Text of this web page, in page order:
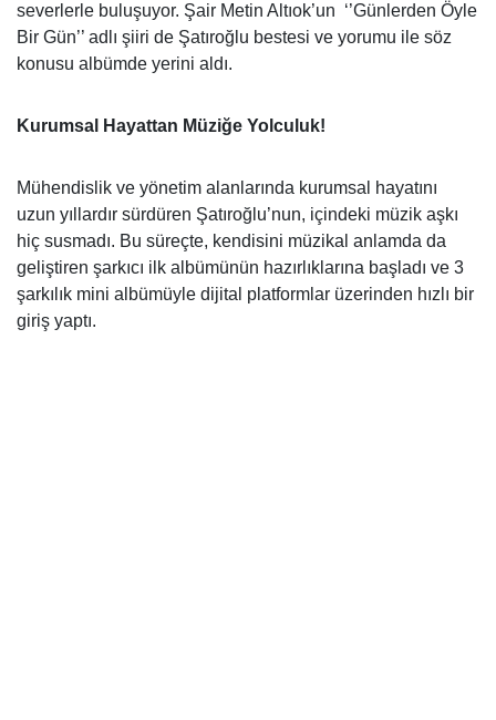
severlerle buluşuyor. Şair Metin Altıok’un ‘’Günlerden Öyle
Bir Gün’’ adlı şiiri de Şatıroğlu bestesi ve yorumu ile söz
konusu albümde yerini aldı.
Kurumsal Hayattan Müziğe Yolculuk!
Mühendislik ve yönetim alanlarında kurumsal hayatını
uzun yıllardır sürdüren Şatıroğlu’nun, içindeki müzik aşkı
hiç susmadı. Bu süreçte, kendisini müzikal anlamda da
geliştiren şarkıcı ilk albümünün hazırlıklarına başladı ve 3
şarkılık mini albümüyle dijital platformlar üzerinden hızlı bir
giriş yaptı.